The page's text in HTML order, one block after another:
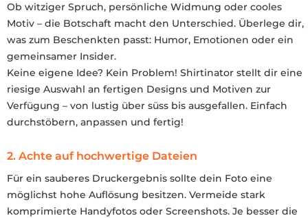
Ob witziger Spruch, persönliche Widmung oder cooles
Motiv – die Botschaft macht den Unterschied. Überlege dir,
was zum Beschenkten passt: Humor, Emotionen oder ein
gemeinsamer Insider.
Keine eigene Idee? Kein Problem! Shirtinator stellt dir eine
riesige Auswahl an fertigen Designs und Motiven zur
Verfügung – von lustig über süss bis ausgefallen. Einfach
durchstöbern, anpassen und fertig!
2. Achte auf hochwertige Dateien
Für ein sauberes Druckergebnis sollte dein Foto eine
möglichst hohe Auflösung besitzen. Vermeide stark
komprimierte Handyfotos oder Screenshots. Je besser die